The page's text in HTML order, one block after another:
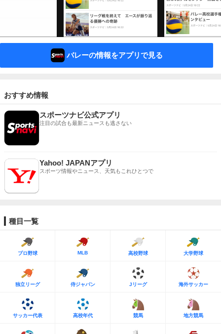
バレーの情報をアプリで見る
おすすめ情報
スポーツナビ公式アプリ
注目の試合も最新ニュースも逃さない
Yahoo! JAPANアプリ
スポーツ情報やニュース、天気もこれひとつで
種目一覧
プロ野球 MLB 高校野球 大学野球
独立リーグ 侍ジャパン Jリーグ 海外サッカー
サッカー代表 高校年代 競馬 地方競馬